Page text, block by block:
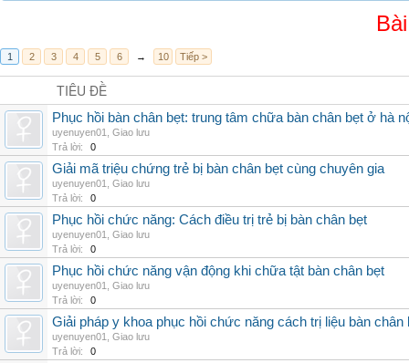
1 2 3 4 5 6 → 10 Tiếp >
TIÊU ĐỀ
Phục hồi bàn chân bẹt: trung tâm chữa bàn chân bẹt ở hà
uyenuyen01
Giao lưu
Trả lời:
0
Giải mã triệu chứng trẻ bị bàn chân bẹt cùng chuyên gia
uyenuyen01
Giao lưu
Trả lời:
0
Phục hồi chức năng: Cách điều trị trẻ bị bàn chân bẹt
uyenuyen01
Giao lưu
Trả lời:
0
Phục hồi chức năng vận động khi chữa tật bàn chân bẹt
uyenuyen01
Giao lưu
Trả lời:
0
Giải pháp y khoa phục hồi chức năng cách trị liệu bàn chân
uyenuyen01
Giao lưu
Trả lời:
0